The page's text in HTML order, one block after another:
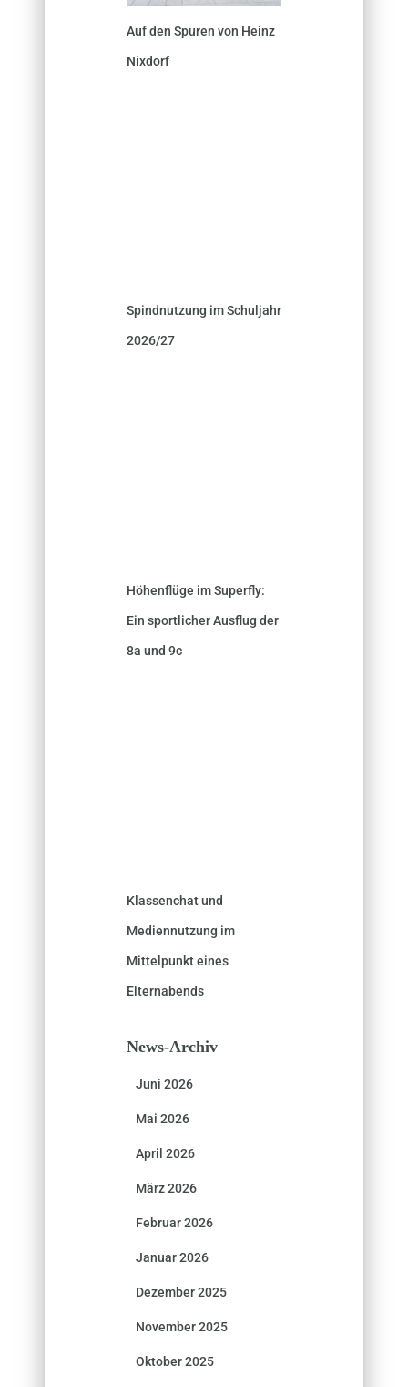
Auf den Spuren von Heinz
Nixdorf
Spindnutzung im Schuljahr
2026/27
Höhenflüge im Superfly:
Ein sportlicher Ausflug der
8a und 9c
Klassenchat und
Mediennutzung im
Mittelpunkt eines
Elternabends
News-Archiv
Juni 2026
Mai 2026
April 2026
März 2026
Februar 2026
Januar 2026
Dezember 2025
November 2025
Oktober 2025